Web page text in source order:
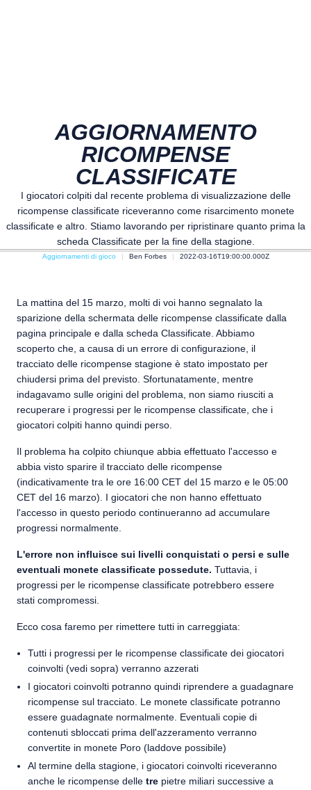
AGGIORNAMENTO
RICOMPENSE
CLASSIFICATE
I giocatori colpiti dal recente problema di visualizzazione delle
ricompense classificate riceveranno come risarcimento monete
classificate e altro. Stiamo lavorando per ripristinare quanto prima la
scheda Classificate per la fine della stagione.
Aggiornamenti di gioco Ben Forbes 2022-03-16T19:00:00.000Z
La mattina del 15 marzo, molti di voi hanno segnalato la
sparizione della schermata delle ricompense classificate dalla
pagina principale e dalla scheda Classificate. Abbiamo
scoperto che, a causa di un errore di configurazione, il
tracciato delle ricompense stagione è stato impostato per
chiudersi prima del previsto. Sfortunatamente, mentre
indagavamo sulle origini del problema, non siamo riusciti a
recuperare i progressi per le ricompense classificate, che i
giocatori colpiti hanno quindi perso.
Il problema ha colpito chiunque abbia effettuato l'accesso e
abbia visto sparire il tracciato delle ricompense
(indicativamente tra le ore 16:00 CET del 15 marzo e le 05:00
CET del 16 marzo). I giocatori che non hanno effettuato
l'accesso in questo periodo continueranno ad accumulare
progressi normalmente.
L'errore non influisce sui livelli conquistati o persi e sulle
eventuali monete classificate possedute. Tuttavia, i
progressi per le ricompense classificate potrebbero essere
stati compromessi.
Ecco cosa faremo per rimettere tutti in carreggiata:
Tutti i progressi per le ricompense classificate dei giocatori
coinvolti (vedi sopra) verranno azzerati
I giocatori coinvolti potranno quindi riprendere a guadagnare
ricompense sul tracciato. Le monete classificate potranno
essere guadagnate normalmente. Eventuali copie di
contenuti sbloccati prima dell'azzeramento verranno
convertite in monete Poro (laddove possibile)
Al termine della stagione, i giocatori coinvolti riceveranno
anche le ricompense delle tre pietre miliari successive a